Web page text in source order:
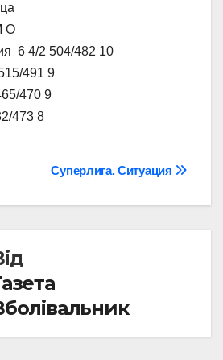
О
6 4/2 504/482 10
491 9
470 9
473 8
Суперлига. Ситуация